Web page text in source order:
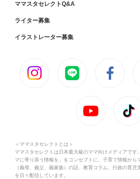
ママスタセレクトQ&A
ライター募集
イラストレーター募集
＜ママスタセレクトとは＞
ママスタセレクトは日本最大級のママ向けメディアです
マに寄り添う情報を」をコンセプトに、子育て情報から
（義母、義父、義家族）の話、教育コラム、行政の育
を日々配信しています。